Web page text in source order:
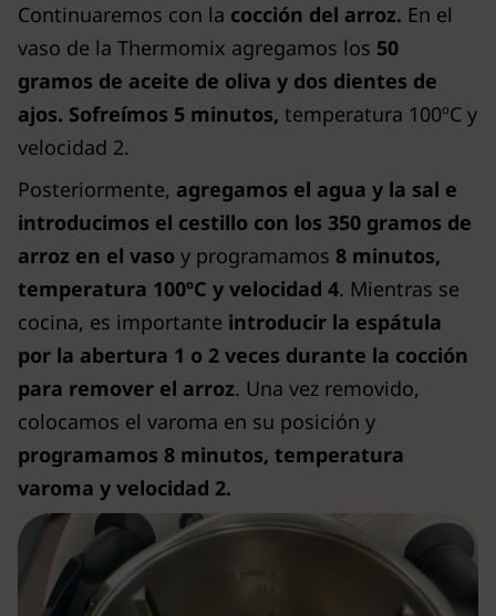
Continuaremos con la cocción del arroz. En el
vaso de la Thermomix agregamos los 50
gramos de aceite de oliva y dos dientes de
ajos. Sofreímos 5 minutos, temperatura 100ºC y
velocidad 2.
Posteriormente, agregamos el agua y la sal e
introducimos el cestillo con los 350 gramos de
arroz en el vaso y programamos 8 minutos,
temperatura 100ºC y velocidad 4. Mientras se
cocina, es importante introducir la espátula
por la abertura 1 o 2 veces durante la cocción
para remover el arroz. Una vez removido,
colocamos el varoma en su posición y
programamos 8 minutos, temperatura
varoma y velocidad 2.